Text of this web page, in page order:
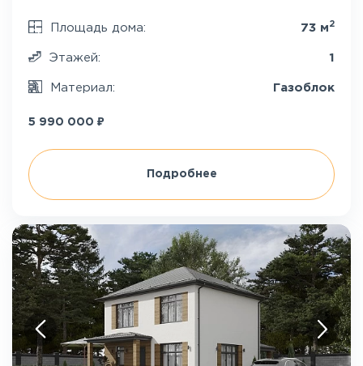
Площадь дома: 73 м 2
Этажей: 1
Материал: Газоблок
5 990 000 ₽
Подробнее